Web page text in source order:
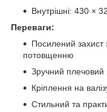
Внутрішні: 430 ×
Переваги:
Посилений захист
потовщенню
Зручний плечовий
Кріплення на
Стильний та